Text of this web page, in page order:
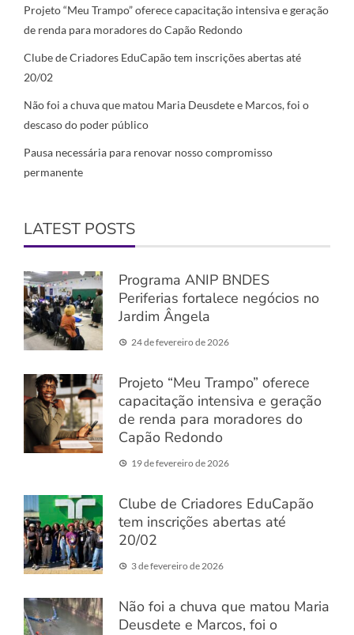
Projeto “Meu Trampo” oferece capacitação intensiva e geração
de renda para moradores do Capão Redondo
Clube de Criadores EduCapão tem inscrições abertas até
20/02
Não foi a chuva que matou Maria Deusdete e Marcos, foi o
descaso do poder público
Pausa necessária para renovar nosso compromisso
permanente
LATEST POSTS
Programa ANIP BNDES
Periferias fortalece negócios no
Jardim Ângela
24 de fevereiro de 2026
Projeto “Meu Trampo” oferece
capacitação intensiva e geração
de renda para moradores do
Capão Redondo
19 de fevereiro de 2026
Clube de Criadores EduCapão
tem inscrições abertas até
20/02
3 de fevereiro de 2026
Não foi a chuva que matou Maria
Deusdete e Marcos, foi o